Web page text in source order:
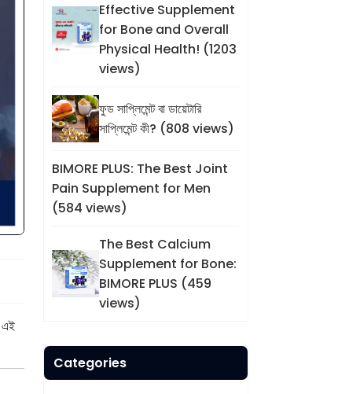
এই
Effective Supplement
for Bone and Overall
Physical Health! (1203
views)
ফুড সাপ্লিমেন্ট বা ডায়েটারি
সাপ্লিমেন্ট কী? (808 views)
BIMORE PLUS: The Best Joint
Pain Supplement for Men
(584 views)
The Best Calcium
Supplement for Bone:
BIMORE PLUS (459
views)
Categories